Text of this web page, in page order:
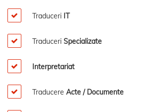
Traduceri IT
Traduceri Specializate
Interpretariat
Traducere Acte / Documente